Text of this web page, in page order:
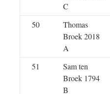
C
50
Thomas
Broek 2018
A
51
Sam ten
Broek 1794
B